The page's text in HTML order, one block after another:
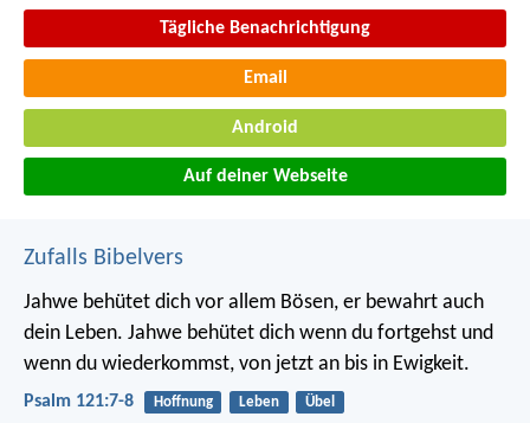
Tägliche Benachrichtigung
Email
Android
Auf deiner Webseite
Zufalls Bibelvers
Jahwe behütet dich vor allem Bösen, er bewahrt auch
dein Leben. Jahwe behütet dich wenn du fortgehst und
wenn du wiederkommst, von jetzt an bis in Ewigkeit.
Psalm 121:7-8 Hoffnung Leben Übel